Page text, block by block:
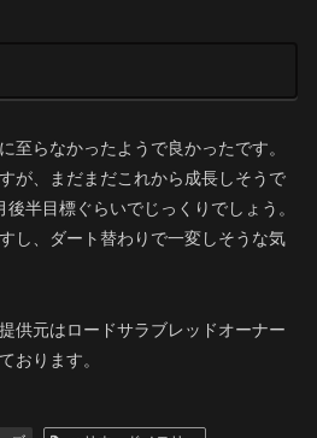
至らなかったようで良かったです。
が、まだまだこれから成長しそうで
半目標ぐらいでじっくりでしょう。
し、ダート替わりで一変しそうな気
供元はロードサラブレッドオーナー
おります。